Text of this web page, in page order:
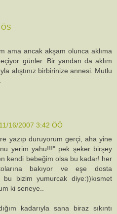
ama ancak akşam olunca aklıma
günler. Bir yandan da aklım
alıştınız birbirinize annesi. Mutlu
11/16/2007 3:42 ÖÖ
yazıp duruyorum gerçi, aha yine
yerim yahu!!!" pek şeker birşey
kendi bebeğim olsa bu kadar! her
bakıyor ve eşe dosta
bizim yumurcak diye:))kısmet
ki seneye..
kadarıyla sana biraz sıkıntı